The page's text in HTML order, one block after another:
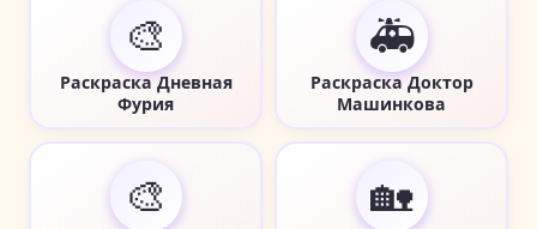
🎨
Раскраска Дневная
Фурия
🚑
Раскраска Доктор
Машинкова
🎨 🏡